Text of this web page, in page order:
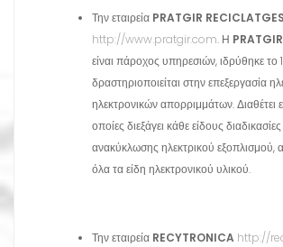
Την εταιρεία PRATGIR
http://www.pratgir.com. Η
είναι πάροχος υπηρεσιών, ιδρύθηκε το
δραστηριοποιείται στην επεξεργασία
ηλεκτρονικών απορριμμάτων. Διαθέτει
οποίες διεξάγει κάθε είδους
ανακύκλωσης ηλεκτρικού εξοπλισμού,
όλα τα είδη ηλεκτρονικού υλικού.
Την εταιρεία RECYTRONICA http://